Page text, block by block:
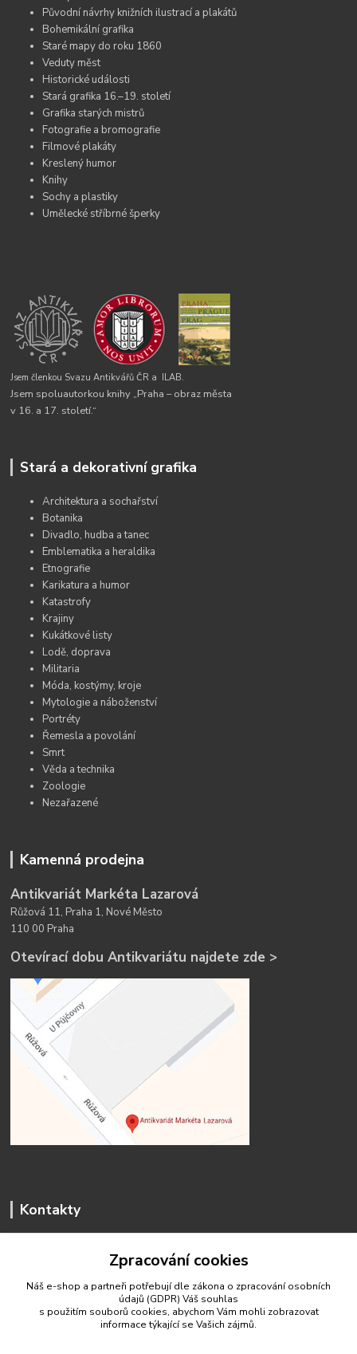
Původní návrhy knižních ilustrací a plakátů
Bohemikální grafika
Staré mapy do roku 1860
Veduty měst
Historické události
Stará grafika 16.–19. století
Grafika starých mistrů
Fotografie a bromografie
Filmové plakáty
Kreslený humor
Knihy
Sochy a plastiky
Umělecké stříbrné šperky
Jsem členkou Svazu Antikvářů ČR a ILAB.
Jsem spoluautorkou knihy „Praha – obraz města
v 16. a 17. století.“
Stará a dekorativní grafika
Architektura a sochařství
Botanika
Divadlo, hudba a tanec
Emblematika a heraldika
Etnografie
Karikatura a humor
Katastrofy
Krajiny
Kukátkové listy
Lodě, doprava
Militaria
Móda, kostýmy, kroje
Mytologie a náboženství
Portréty
Řemesla a povolání
Smrt
Věda a technika
Zoologie
Nezařazené
Kamenná prodejna
Antikvariát Markéta Lazarová
Růžová 11, Praha 1, Nové Město
110 00 Praha
Otevírací dobu Antikvariátu najdete zde >
Kontakty
antikvariat.marketa.lazarova@gmail.com
Zpracování cookies
Náš e-shop a partneři potřebují dle zákona o zpracování osobních
údajů (GDPR) Váš souhlas
s použitím souborů cookies, abychom Vám mohli zobrazovat
informace týkající se Vašich zájmů.